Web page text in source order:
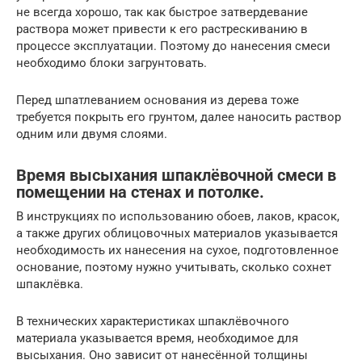
не всегда хорошо, так как быстрое затвердевание
раствора может привести к его растрескиванию в
процессе эксплуатации. Поэтому до нанесения смеси
необходимо блоки загрунтовать.
Перед шпатлеванием основания из дерева тоже
требуется покрыть его грунтом, далее наносить раствор
одним или двумя слоями.
Время высыхания шпаклёвочной смеси в
помещении на стенах и потолке.
В инструкциях по использованию обоев, лаков, красок,
а также других облицовочных материалов указывается
необходимость их нанесения на сухое, подготовленное
основание, поэтому нужно учитывать, сколько сохнет
шпаклёвка.
В технических характеристиках шпаклёвочного
материала указывается время, необходимое для
высыхания. Оно зависит от нанесённой толщины